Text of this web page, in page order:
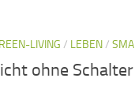
LIVING / LEBEN/
ohne Schalter